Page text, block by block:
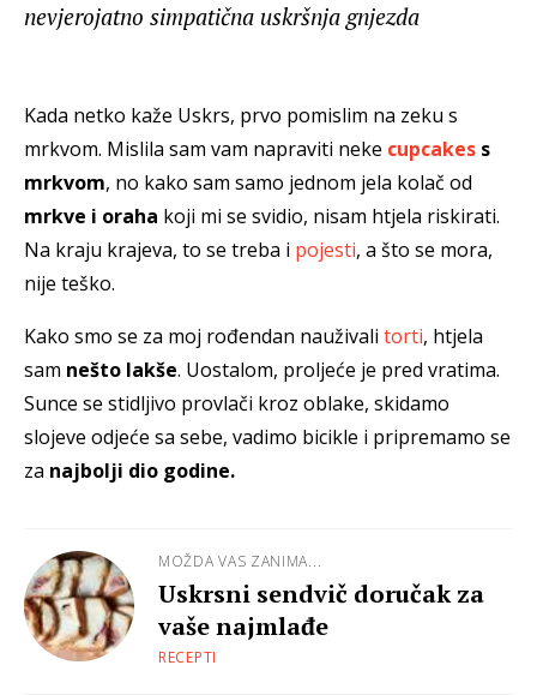
nevjerojatno simpatična uskršnja gnjezda
Kada netko kaže Uskrs, prvo pomislim na zeku s
mrkvom. Mislila sam vam napraviti neke cupcakes s
mrkvom, no kako sam samo jednom jela kolač od
mrkve i oraha koji mi se svidio, nisam htjela riskirati.
Na kraju krajeva, to se treba i pojesti, a što se mora,
nije teško.
Kako smo se za moj rođendan nauživali torti, htjela
sam nešto lakše. Uostalom, proljeće je pred vratima.
Sunce se stidljivo provlači kroz oblake, skidamo
slojeve odjeće sa sebe, vadimo bicikle i pripremamo se
za najbolji dio godine.
MOŽDA VAS ZANIMA...
Uskrsni sendvič doručak za
vaše najmlađe
RECEPTI